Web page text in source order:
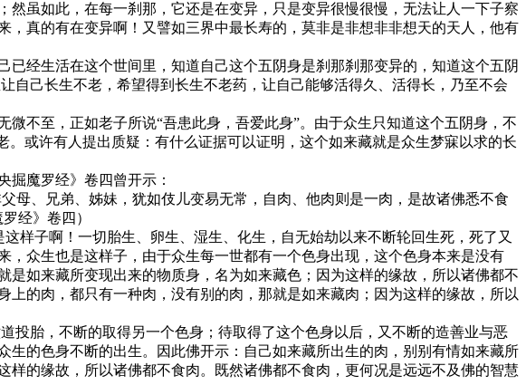
虽如此，在每一刹那，它还是在变异，只是变异很慢很慢，无法让人一下子察
真的有在变异啊！又譬如三界中最长寿的，莫非是非想非非想天的天人，他有
经生活在这个世间里，知道自己这个五阴身是刹那刹那变异的，知道这个五阴
自己长生不老，希望得到长生不老药，让自己能够活得久、活得长，乃至不会
不至，正如老子所说“吾患此身，吾爱此身”。由于众生只知道这个五阴身，不
或许有人提出质疑：有什么证据可以证明，这个如来藏就是众生梦寐以求的长
掘魔罗经》卷四曾开示：
母、兄弟、姊妹，犹如伎儿变易无常，自肉、他肉则是一肉，是故诸佛悉不食
经》卷四）
样子啊！一切胎生、卵生、湿生、化生，自无始劫以来不断轮回生死，死了又
众生也是这样子，由于众生每一世都有一个色身出现，这个色身本来是没有
如来藏所变现出来的物质身，名为如来藏色；因为这样的缘故，所以诸佛都不
的肉，都只有一种肉，没有别的肉，那就是如来藏肉；因为这样的缘故，所以
投胎，不断的取得另一个色身；待取得了这个色身以后，又不断的造善业与恶
的色身不断的出生。因此佛开示：自己如来藏所出生的肉，别别有情如来藏所
的缘故，所以诸佛都不食肉。既然诸佛都不食肉，更何况是远远不及佛的智慧